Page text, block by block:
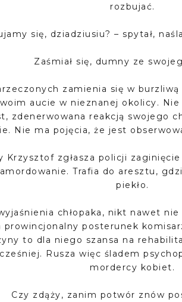
rozbujać.
się, dziadziusiu? – spytał,
Zaśmiał się, dumny ze
zamienia się w
aucie w nieznanej okolicy.
zdenerwowana reakcją swojego
Nie ma pojęcia, że jest
Krzysztof zgłasza policji
Trafia do aresztu,
piekło.
chłopaka, nikt nawet
prowincjonalny posterunek
to dla niego szansa na
Rusza więc śladem
mordercy kobiet.
Czy zdąży, zanim potwór znów